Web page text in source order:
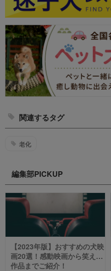
関連するタグ
老化
編集部PICKUP
【2023年版】おすすめの犬映
画20選！感動映画から笑える
作品までご紹介！